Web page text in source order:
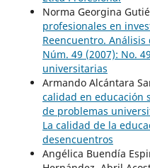
Norma Georgina
profesionales en
Reencuentro.
Núm. 49 (2007): No.
universitarias
Armando Alcántara
calidad en educación
de problemas
La calidad de la
desencuentros
Angélica Buendía